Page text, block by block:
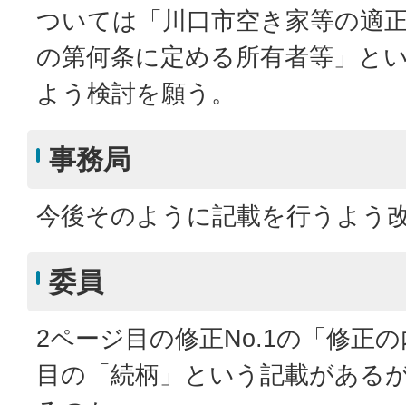
ついては「川口市空き家等の適
の第何条に定める所有者等」と
よう検討を願う。
事務局
今後そのように記載を行うよう
委員
2ページ目の修正No.1の「修正
目の「続柄」という記載がある